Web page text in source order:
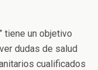
tiene un objetivo
dudas de salud
cualificados